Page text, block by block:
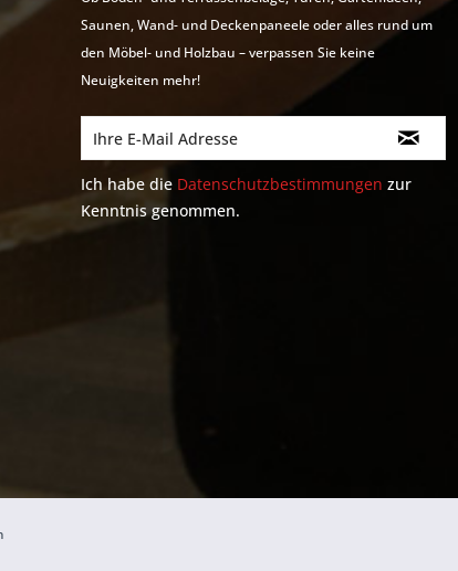
Saunen, Wand- und Deckenpaneele oder alles rund um
den Möbel- und Holzbau – verpassen Sie keine
Neuigkeiten mehr!
Ich habe die Datenschutzbestimmungen zur
Kenntnis genommen.